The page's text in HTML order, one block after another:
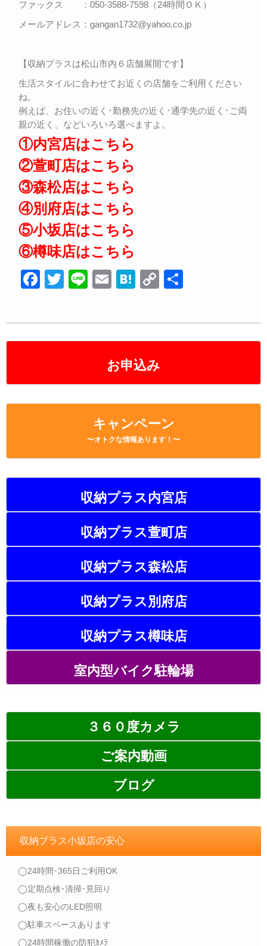
お申込み
キャンペーン
〜オトクな情報あります！〜
収納プラス内宮店
収納プラス萱町店
収納プラス森松店
収納プラス別府店
収納プラス樽味店
室内型バイク駐輪場
３６０度カメラ
ご案内動画
ブログ
収納プラス小坂店の安心
◯24時間･365日ご利用OK
◯定期点検･清掃･見回り
◯夜も安心のLED照明
◯駐車スペースあります
◯24時間稼働の防犯ｶﾒﾗ
ファックス ：050-3588-7598（24時間ＯＫ）
メールアドレス：gangan1732@yahoo.co.jp
【収納プラスは松山市内６店舗展開です】
生活スタイルに合わせてお近くの店舗をご利用ください
ね。
例えば、お住いの近く･勤務先の近く･通学先の近く･ご両
親の近く、などいろいろ選べますよ。
①内宮店はこちら
②萱町店はこちら
③森松店はこちら
④別府店はこちら
⑤小坂店はこちら
⑥樽味店はこちら
F
c
e
T
tt
er
Li
e
E
ail
H
e
n
a
C
p
y
n